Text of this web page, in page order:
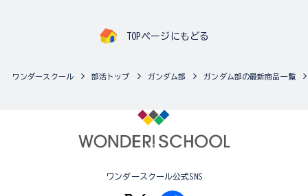
TOPページにもどる
ワンダースクール 部活トップ ガンダム部 ガンダム部の最新商品一覧
ワンダースクール公式SNS